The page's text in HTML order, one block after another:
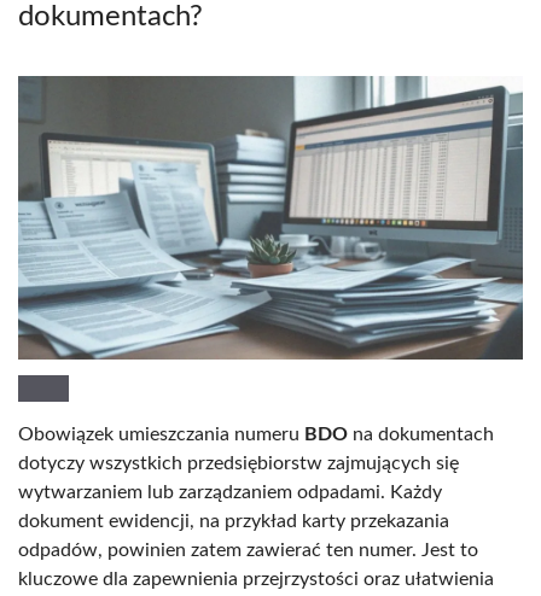
dokumentach?
Obowiązek umieszczania numeru BDO na dokumentach
dotyczy wszystkich przedsiębiorstw zajmujących się
wytwarzaniem lub zarządzaniem odpadami. Każdy
dokument ewidencji, na przykład karty przekazania
odpadów, powinien zatem zawierać ten numer. Jest to
kluczowe dla zapewnienia przejrzystości oraz ułatwienia